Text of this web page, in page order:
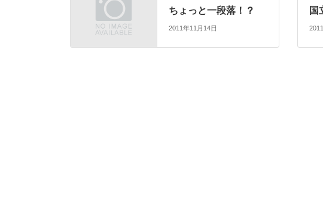
ちょっと一段落！？
2011年11月14日
国